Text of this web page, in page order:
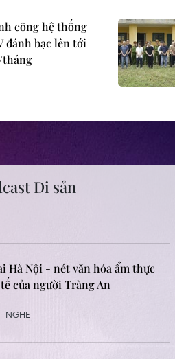
công hệ thống
đánh bạc lên tới
tháng
Chuyện đô thị
xe xăng - xe điện của sinh
thời hạn chuyển đổi ngày